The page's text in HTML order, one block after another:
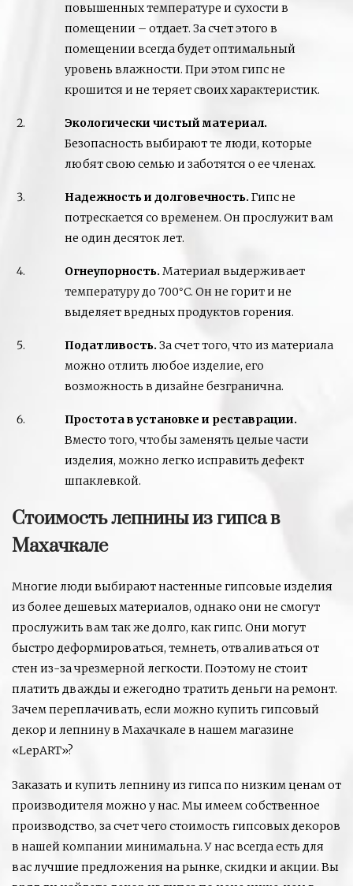
повышенных температуре и сухости в
помещении – отдает. За счет этого в
помещении всегда будет оптимальный
уровень влажности. При этом гипс не
крошится и не теряет своих характеристик.
Экологически чистый материал.
Безопасность выбирают те люди, которые
любят свою семью и заботятся о ее членах.
Надежность и долговечность. Гипс не
потрескается со временем. Он прослужит вам
не один десяток лет.
Огнеупорность. Материал выдерживает
температуру до 700°С. Он не горит и не
выделяет вредных продуктов горения.
Податливость. За счет того, что из материала
можно отлить любое изделие, его
возможность в дизайне безгранична.
Простота в установке и реставрации.
Вместо того, чтобы заменять целые части
изделия, можно легко исправить дефект
шпаклевкой.
Стоимость лепнины из гипса в
Махачкале
Многие люди выбирают настенные гипсовые изделия
из более дешевых материалов, однако они не смогут
прослужить вам так же долго, как гипс. Они могут
быстро деформироваться, темнеть, отваливаться от
стен из-за чрезмерной легкости. Поэтому не стоит
платить дважды и ежегодно тратить деньги на ремонт.
Зачем переплачивать, если можно купить гипсовый
декор и лепнину в Махачкале в нашем магазине
«LepART»?
Заказать и купить лепнину из гипса по низким ценам от
производителя можно у нас. Мы имеем собственное
производство, за счет чего стоимость гипсовых декоров
в нашей компании минимальна. У нас всегда есть для
вас лучшие предложения на рынке, скидки и акции. Вы